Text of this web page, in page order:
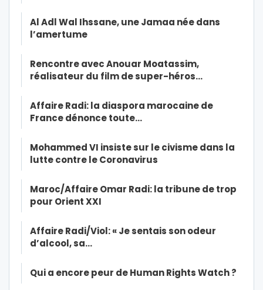
Al Adl Wal Ihssane, une Jamaa née dans
l’amertume
Rencontre avec Anouar Moatassim,
réalisateur du film de super-héros…
Affaire Radi: la diaspora marocaine de
France dénonce toute…
Mohammed VI insiste sur le civisme dans la
lutte contre le Coronavirus
Maroc/Affaire Omar Radi: la tribune de trop
pour Orient XXI
Affaire Radi/Viol: « Je sentais son odeur
d’alcool, sa…
Qui a encore peur de Human Rights Watch ?